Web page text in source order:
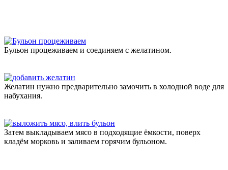
Бульон процеживаем и соединяем с желатином.
Желатин нужно предварительно замочить в холодной воде для
набухания.
Затем выкладываем мясо в подходящие ёмкости, поверх
кладём морковь и заливаем горячим бульоном.